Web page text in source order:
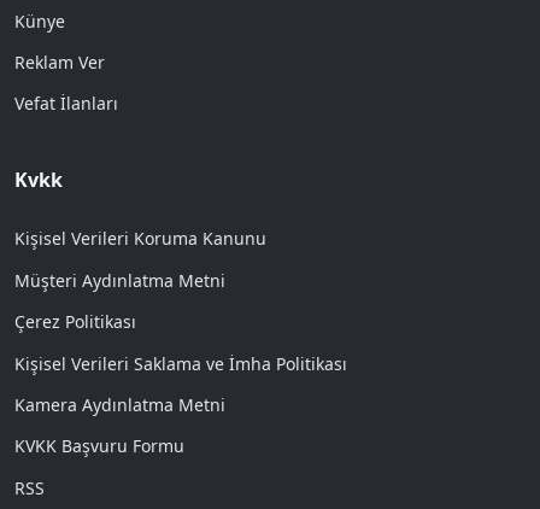
Künye
Reklam Ver
Vefat İlanları
Kvkk
Kişisel Verileri Koruma Kanunu
Müşteri Aydınlatma Metni
Çerez Politikası
Kişisel Verileri Saklama ve İmha Politikası
Kamera Aydınlatma Metni
KVKK Başvuru Formu
RSS